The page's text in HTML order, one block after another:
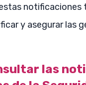
notificaciones
y asegurar las
las